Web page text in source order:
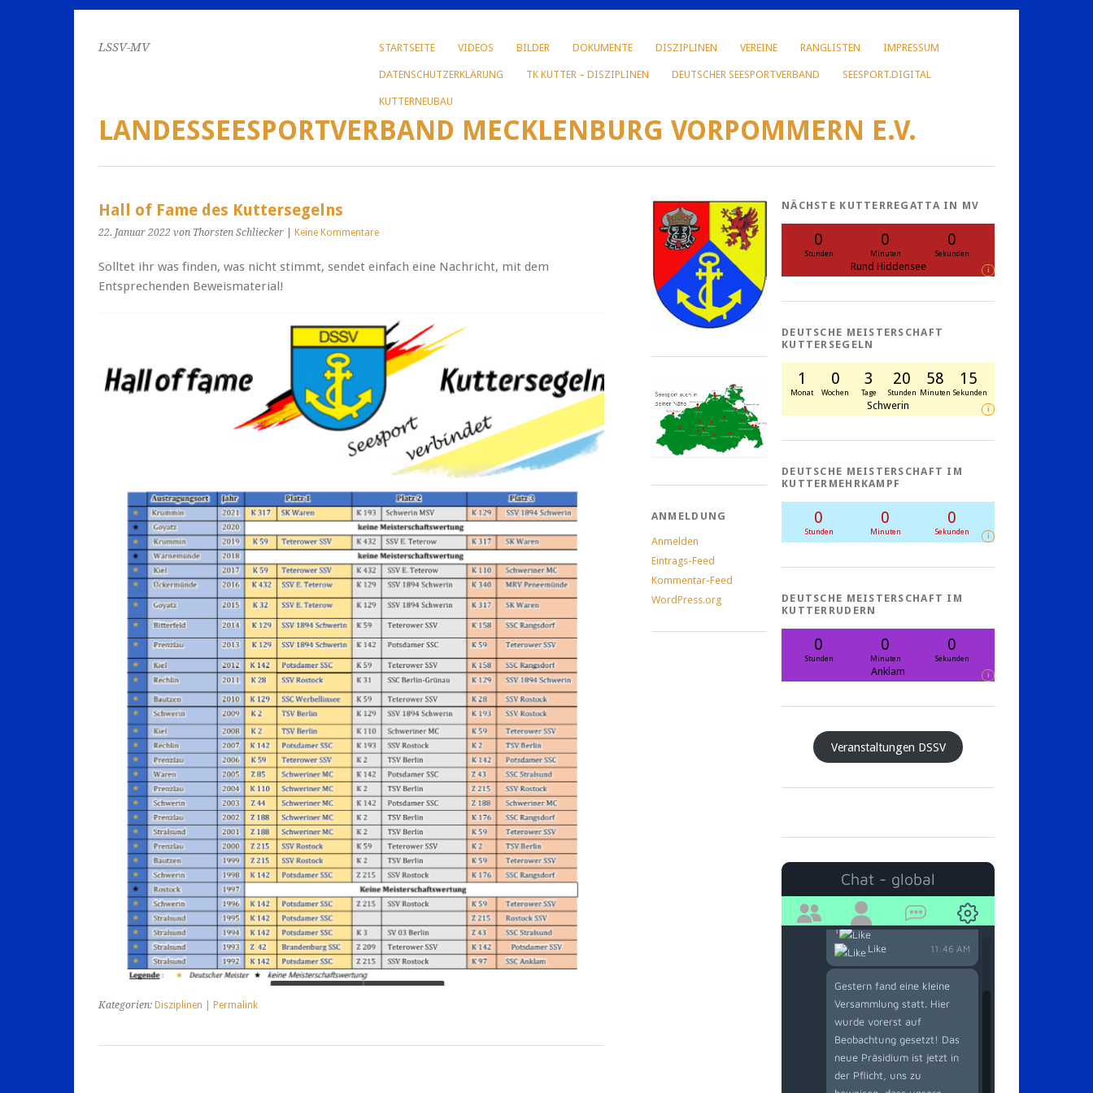
STARTSEITE VIDEOS BILDER DOKUMENTE DISZIPLINEN VEREINE RANGLISTEN IMPRESSUM
DATENSCHUTZERKLÄRUNG TK KUTTER – DISZIPLINEN DEUTSCHER SEESPORTVERBAND SEESPORT.DIGITAL
KUTTERNEUBAU
LANDESSEESPORTVERBAND MECKLENBURG VORPOMMERN E.V.
LSSV-MV
Hall of Fame des Kuttersegelns
22. Januar 2022 von Thorsten Schliecker Keine Kommentare
Solltet ihr was finden, was nicht stimmt, sendet einfach eine Nachricht, mit dem
Entsprechenden Beweismaterial!
Kategorien: Disziplinen Permalink
ANMELDUNG
Anmelden
Eintrags-Feed
Kommentar-Feed
WordPress.org
NÄCHSTE KUTTERREGATTA IN MV
0
Stunden
0
Minuten
0
Sekunden
Rund Hiddensee i
DEUTSCHE MEISTERSCHAFT
KUTTERSEGELN
1
Monat
0
Wochen
3
Tage
20
Stunden
58
Minuten
15
Sekunden
Schwerin i
DEUTSCHE MEISTERSCHAFT IM
KUTTERMEHRKAMPF
0
Stunden
0
Minuten
0
Sekunden i
DEUTSCHE MEISTERSCHAFT IM
KUTTERRUDERN
0
Stunden
0
Minuten
0
Sekunden
Anklam i
Veranstaltungen DSSV
Chat - global
Thorsten Schliecker
Moin! Haben schon alle den
offenen Brief gelesen?
1
Like 11:46 AM
Gestern fand eine kleine
Versammlung statt. Hier
wurde vorerst auf
Beobachtung gesetzt! Das
neue Präsidium ist jetzt in
der Pflicht, uns zu